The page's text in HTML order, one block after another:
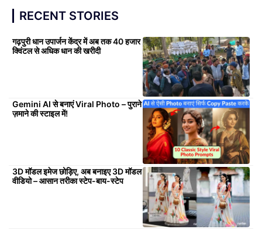
RECENT STORIES
गढ़पुरी धान उपार्जन केंद्र में अब तक 40 हजार
क्विंटल से अधिक धान की खरीदी
Gemini AI से बनाएं Viral Photo – पुराने
ज़माने की स्टाइल में!
3D मॉडल इमेज छोड़िए, अब बनाइए 3D मॉडल
वीडियो – आसान तरीका स्टेप-बाय-स्टेप